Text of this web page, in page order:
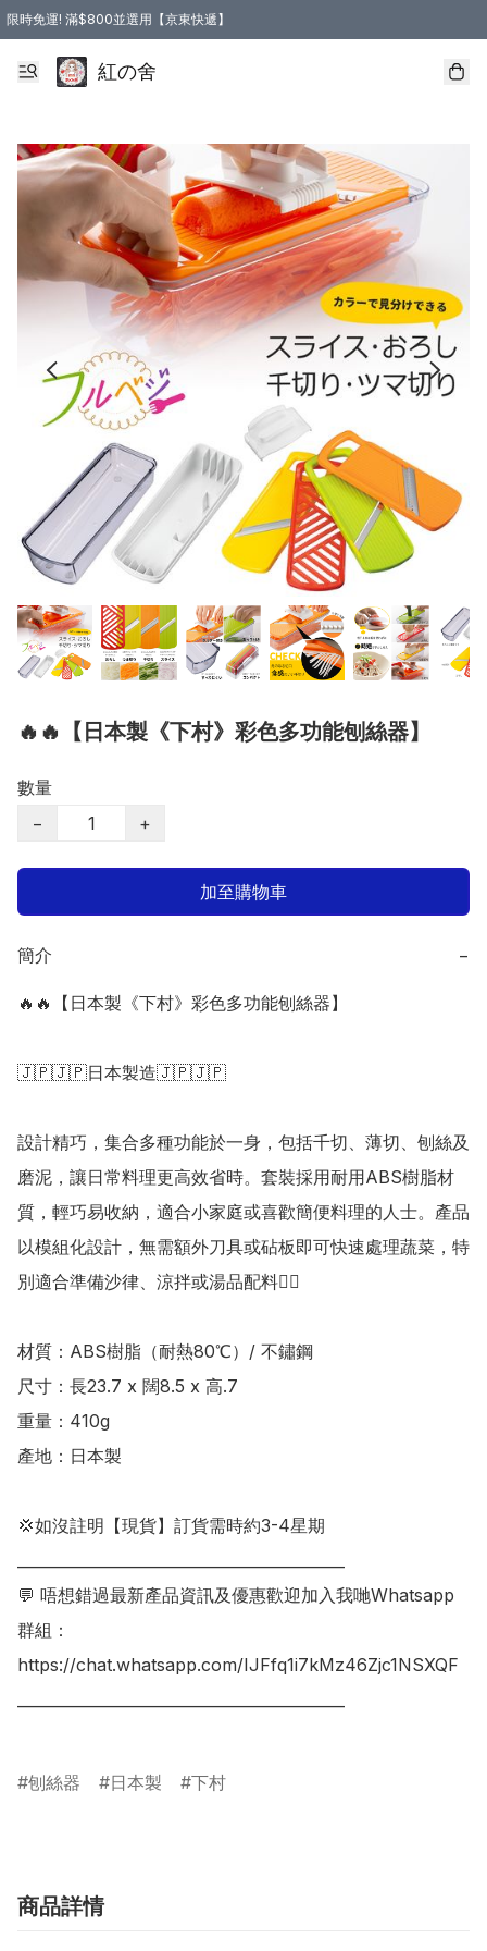
限時免運! 滿$800並選用【京東快遞】
紅の舍
🔥🔥【日本製《下村》彩色多功能刨絲器】
數量
−
+
加至購物車
簡介 −
🔥🔥【日本製《下村》彩色多功能刨絲器】
🇯🇵🇯🇵日本製造🇯🇵🇯🇵
設計精巧，集合多種功能於一身，包括千切、薄切、刨絲及
磨泥，讓日常料理更高效省時。套裝採用耐用ABS樹脂材
質，輕巧易收納，適合小家庭或喜歡簡便料理的人士。產品
以模組化設計，無需額外刀具或砧板即可快速處理蔬菜，特
別適合準備沙律、涼拌或湯品配料👍🏻
材質：ABS樹脂（耐熱80℃）/ 不鏽鋼
尺寸：長23.7 x 闊8.5 x 高.7
重量：410g
產地：日本製
💢如沒註明【現貨】訂貨需時約3-4星期
💬 唔想錯過最新產品資訊及優惠歡迎加入我哋Whatsapp
群組：
https://chat.whatsapp.com/IJFfq1i7kMz46Zjc1NSXQF
刨絲器 日本製 下村
商品詳情